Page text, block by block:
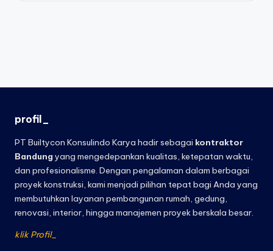
profil_
PT Builtycon Konsulindo Karya hadir sebagai kontraktor
Bandung yang mengedepankan kualitas, ketepatan waktu,
dan profesionalisme. Dengan pengalaman dalam berbagai
proyek konstruksi, kami menjadi pilihan tepat bagi Anda yang
membutuhkan layanan pembangunan rumah, gedung,
renovasi, interior, hingga manajemen proyek berskala besar.
klik Profil_